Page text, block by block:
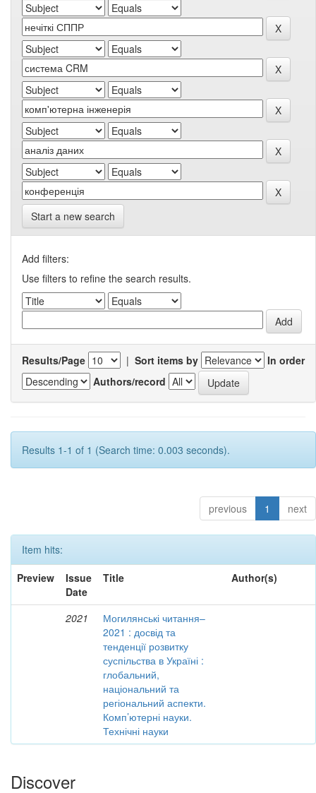
Start a new search
Add filters:
Use filters to refine the search results.
Results/Page | Sort items by
In order
Authors/record
Results 1-1 of 1 (Search time: 0.003 seconds).
previous 1 next
Item hits:
Preview
Issue
Date
Title Author(s)
2021
Могилянські читання–
2021 : досвід та
тенденції розвитку
суспільства в Україні :
глобальний,
національний та
регіональний аспекти.
Комп’ютерні науки.
Технічні науки
Discover